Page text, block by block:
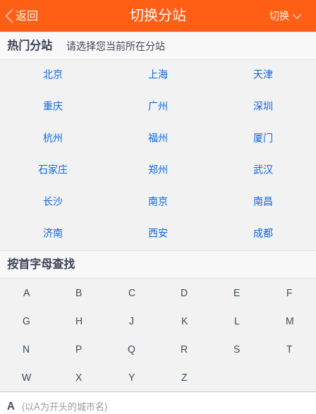
返回 切换
切换分站
热门分站 请选择您当前所在分站
北京 上海 天津
重庆 广州 深圳
杭州 福州 厦门
石家庄 郑州 武汉
长沙 南京 南昌
济南 西安 成都
按首字母查找
A B C D E F
G H J K L M
N P Q R S T
W X Y Z
A (以A为开头的城市名)